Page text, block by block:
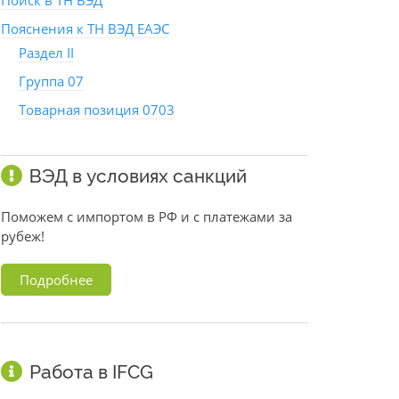
Пояснения к ТН ВЭД ЕАЭС
Раздел II
Группа 07
Товарная позиция 0703
ВЭД в условиях санкций
Поможем с импортом в РФ и с платежами за
рубеж!
Подробнее
Работа в IFCG